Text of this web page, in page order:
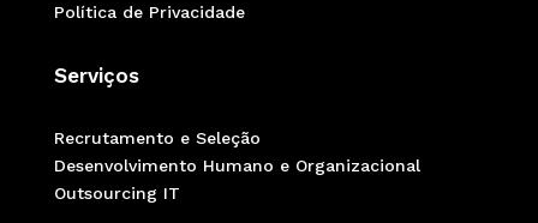
Política de Privacidade
Serviços
Recrutamento e Seleção
Desenvolvimento Humano e Organizacional
Outsourcing IT